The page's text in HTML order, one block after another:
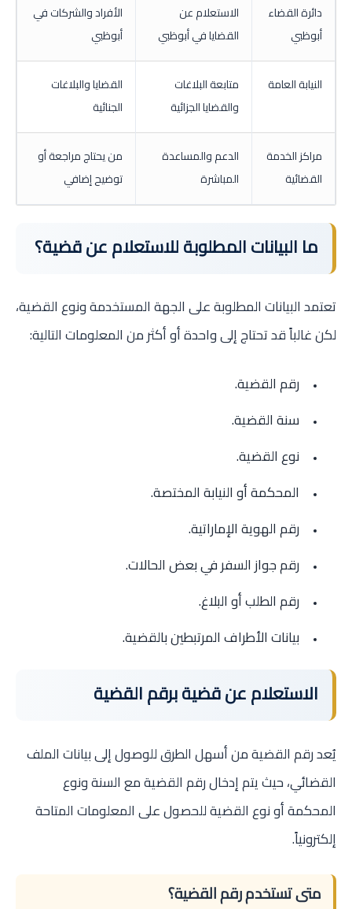
دائرة القضاء
أبوظبي
الاستعلام عن
القضايا في أبوظبي
الأفراد والشركات في
أبوظبي
النيابة العامة
متابعة البلاغات
والقضايا الجزائية
القضايا والبلاغات
الجنائية
مراكز الخدمة
القضائية
الدعم والمساعدة
المباشرة
من يحتاج مراجعة أو
توضيح إضافي
ما البيانات المطلوبة للاستعلام عن قضية؟
تعتمد البيانات المطلوبة على الجهة المستخدمة ونوع القضية،
لكن غالباً قد تحتاج إلى واحدة أو أكثر من المعلومات التالية:
رقم القضية.
سنة القضية.
نوع القضية.
المحكمة أو النيابة المختصة.
رقم الهوية الإماراتية.
رقم جواز السفر في بعض الحالات.
رقم الطلب أو البلاغ.
بيانات الأطراف المرتبطين بالقضية.
الاستعلام عن قضية برقم القضية
يُعد رقم القضية من أسهل الطرق للوصول إلى بيانات الملف
القضائي، حيث يتم إدخال رقم القضية مع السنة ونوع
المحكمة أو نوع القضية للحصول على المعلومات المتاحة
إلكترونياً.
متى تستخدم رقم القضية؟